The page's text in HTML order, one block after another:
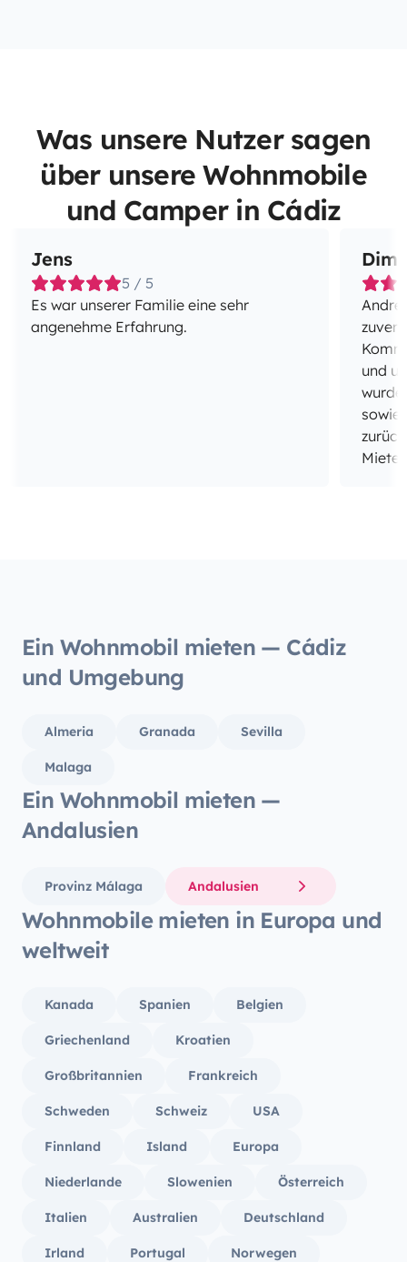
Was unsere Nutzer sagen
über unsere Wohnmobile
und Camper in Cádiz
Jens
5 / 5
Es war unserer Familie eine sehr
angenehme Erfahrung.
und
wurde
sowie
Ein Wohnmobil mieten — Cádiz
und Umgebung
Almeria Granada Sevilla
Malaga
Ein Wohnmobil mieten —
Andalusien
Provinz Málaga Andalusien
Wohnmobile mieten in Europa und
weltweit
Kanada Spanien Belgien
Griechenland Kroatien
Großbritannien Frankreich
Schweden Schweiz USA
Finnland Island Europa
Niederlande Slowenien Österreich
Italien Australien Deutschland
Irland Portugal Norwegen